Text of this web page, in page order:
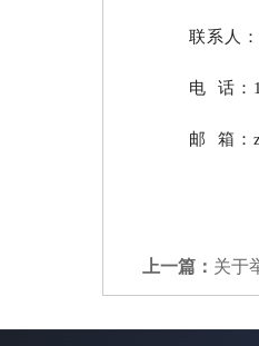
联系人
电 话：
邮 箱：
上一篇： 关于